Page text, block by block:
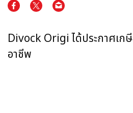
Divock Origi ได้ประกาศเ
อาชีพ